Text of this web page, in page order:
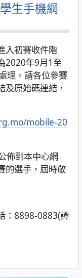
生手機網
入初賽收件階
2020年9月1至
理。請各位參賽
及原始碼連結，
mobile-20
佈到本中心網
的選手，屆時敬
：8898-0883(譚